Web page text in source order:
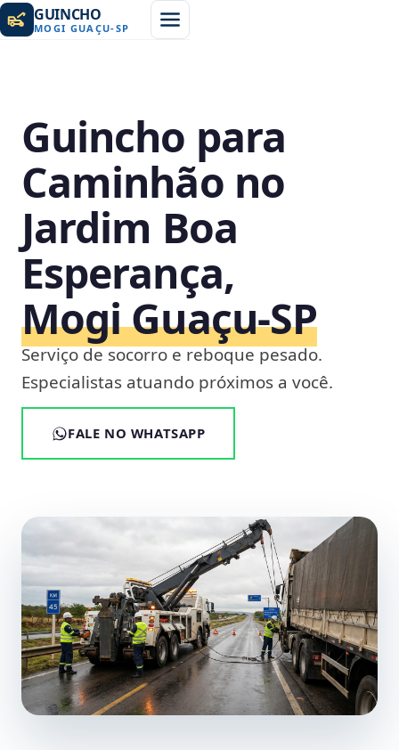
GUINCHO
MOGI GUAÇU-SP
Guincho para
Caminhão no
Jardim Boa
Esperança,
Mogi Guaçu‑SP
Serviço de socorro e reboque pesado.
Especialistas atuando próximos a você.
FALE NO WHATSAPP